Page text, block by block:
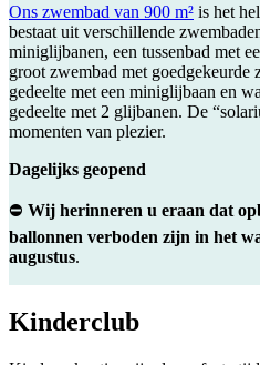
Ons zwembad van 900 m² is het
bestaat uit verschillende
miniglijbanen, een tussenbad met
groot zwembad met goedgekeurde
gedeelte met een miniglijbaan en
gedeelte met 2 glijbanen. De
momenten van plezier.
Dagelijks geopend
⛔ Wij herinneren u eraan dat
ballonnen verboden zijn in het
augustus.
Kinderclub